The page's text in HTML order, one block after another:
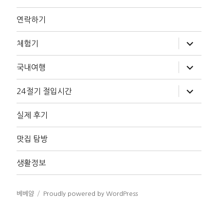
연락하기
체험기
위
메
확
장
국내여행
위
메
확
장
24절기 절입시간
위
메
장
실제 후기
맛집 탐방
생활정보
베베얌 Proudly powered by WordPress